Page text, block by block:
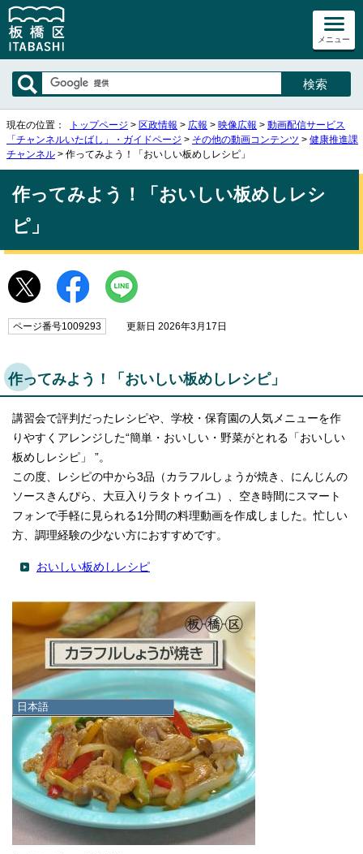
メニュー
日本語
日本語
English
한국어
简体中文
繁體中文
現在の位置： トップページ > 区政情報 > 広報 > 映像広報 > 動画配信サービス
「チャンネルいたばし」・ガイドページ > その他の動画コンテンツ > 健康推進課
チャンネル > 作ってみよう！「おいしい板めしレシピ」
作ってみよう！「おいしい板めしレシ
ピ」
ページ番号1009293 更新日 2026年3月17日
作ってみよう！「おいしい板めしレシピ」
講習会で評判だったレシピや、学校・保育園の人気メニューを作
りやすくアレンジした“簡単・おいしい・野菜がとれる「おいしい
板めしレシピ」 ”。
この度、レシピの中から3品（カラフルしょうが焼き、にんじんの
ソースきんぴら、大豆入りラタトゥイユ）、空き時間にスマート
フォンで手軽に見られる1分間の料理動画を作成しました。忙しい
方、調理経験の少ない方におすすめです。
おいしい板めしレシピ